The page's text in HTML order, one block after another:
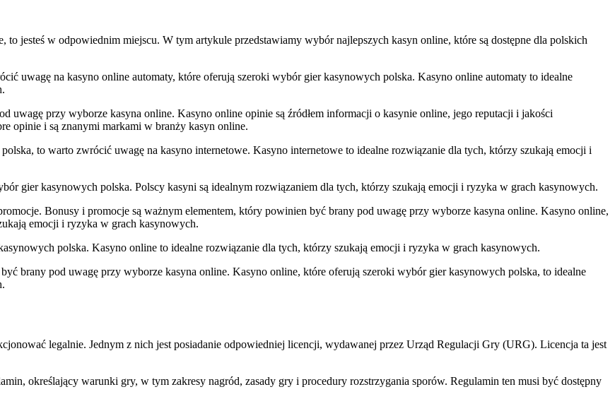
to jesteś w odpowiednim miejscu. W tym artykule przedstawiamy wybór najlepszych kasyn online, które są dostępne dla polskich
uwagę na kasyno online automaty, które oferują szeroki wybór gier kasynowych polska. Kasyno online automaty to idealne
uwagę przy wyborze kasyna online. Kasyno online opinie są źródłem informacji o kasynie online, jego reputacji i jakości
opinie i są znanymi markami w branży kasyn online.
to warto zwrócić uwagę na kasyno internetowe. Kasyno internetowe to idealne rozwiązanie dla tych, którzy szukają emocji i
gier kasynowych polska. Polscy kasyni są idealnym rozwiązaniem dla tych, którzy szukają emocji i ryzyka w grach kasynowych.
Bonusy i promocje są ważnym elementem, który powinien być brany pod uwagę przy wyborze kasyna online. Kasyno online,
emocji i ryzyka w grach kasynowych.
polska. Kasyno online to idealne rozwiązanie dla tych, którzy szukają emocji i ryzyka w grach kasynowych.
brany pod uwagę przy wyborze kasyna online. Kasyno online, które oferują szeroki wybór gier kasynowych polska, to idealne
legalnie. Jednym z nich jest posiadanie odpowiedniej licencji, wydawanej przez Urząd Regulacji Gry (URG). Licencja ta jest
określający warunki gry, w tym zakresy nagród, zasady gry i procedury rozstrzygania sporów. Regulamin ten musi być dostępny